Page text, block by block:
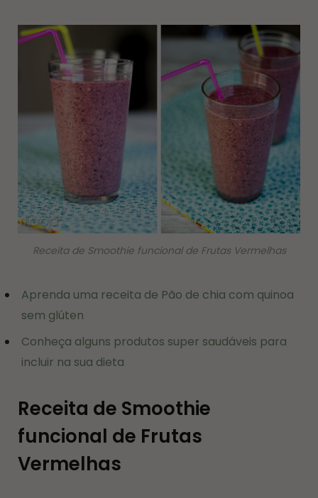
Receita de Smoothie funcional de Frutas Vermelhas
Aprenda uma receita de Pão de chia com quinoa
sem glúten
Conheça alguns produtos super saudáveis para
incluir na sua dieta
Receita de Smoothie
funcional de Frutas
Vermelhas